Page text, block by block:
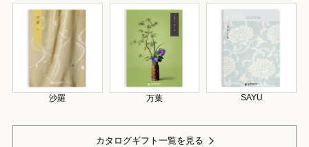
沙羅 万葉 SAYU
カタログギフト一覧を見る